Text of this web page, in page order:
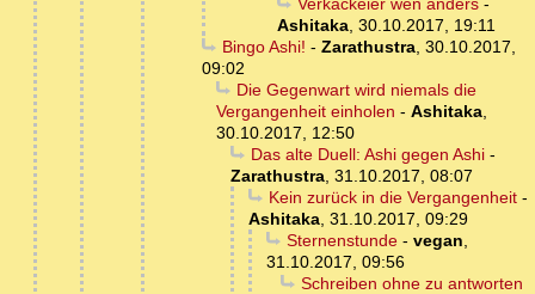
Verkackeier wen anders-
Ashitaka, 30.10.2017, 19:11
Bingo Ashi! - Zarathustra, 30.10.2017,
09:02
Die Gegenwart wird niemals die
Vergangenheit einholen - Ashitaka,
30.10.2017, 12:50
Das alte Duell: Ashi gegen Ashi-
Zarathustra, 31.10.2017, 08:07
Kein zurück in die Vergangenheit-
Ashitaka, 31.10.2017, 09:29
Sternenstunde- vegan,
31.10.2017, 09:56
Schreiben ohne zu antworten